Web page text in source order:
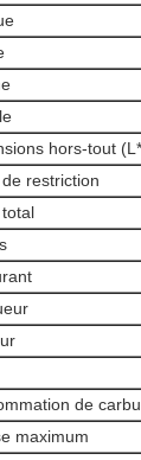
hors-tout
restriction
de
maximum